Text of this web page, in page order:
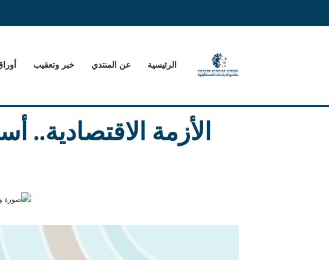
الرئيسية عن المنتدي خبر وتعقيب
الأزمة الاقتصادية..